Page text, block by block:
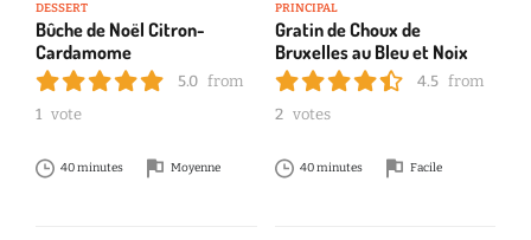
DESSERT
Bûche de Noël Citron-
Cardamome
5.0 from
1 vote
40 minutes Moyenne
PRINCIPAL
Gratin de Choux de
Bruxelles au Bleu et Noix
4.5 from
2 votes
40 minutes Facile